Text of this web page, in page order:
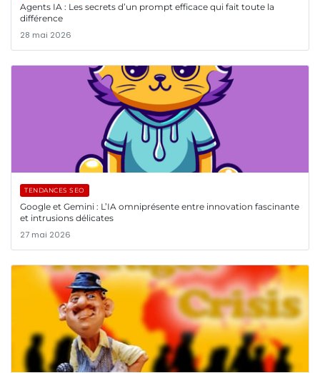
Agents IA : Les secrets d’un prompt efficace qui fait toute la
différence
28 mai 2026
TENDANCES SEO
Google et Gemini : L’IA omniprésente entre innovation fascinante
et intrusions délicates
27 mai 2026